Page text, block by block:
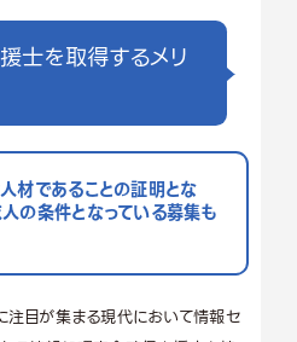
士を取得するメリ
材であることの証明とな
の条件となっている募集も
注目が集まる現代において情報セ